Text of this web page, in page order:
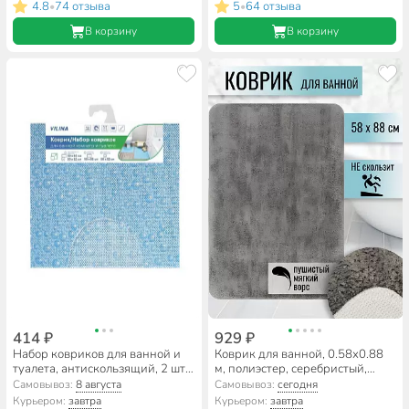
4.8•74 отзыва
В корзину
5•64 отзыва
В корзину
414 ₽
Набор ковриков для ванной и
туалета, антискользящий, 2 шт,
0.5х0.52, 0.52х0.85 м,
вспененный ПВХ, в
Самовывоз:8 августа
Курьером:завтра
929 ₽
Коврик для ванной, 0.58х0.88
м, полиэстер, серебристый,
Лама, Y3-783
Самовывоз: сегодня
Курьером: завтра